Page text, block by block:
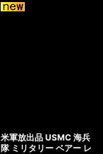
米軍放出品 USMC 海兵
隊 ミリタリー ベアー レ